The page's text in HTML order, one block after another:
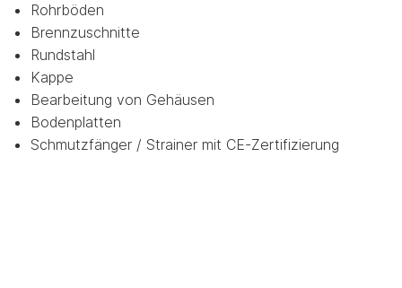
Rohrböden
Brennzuschnitte
Rundstahl
Kappe
Bearbeitung von Gehäusen
Bodenplatten
Schmutzfänger / Strainer mit CE-Zertifizierung